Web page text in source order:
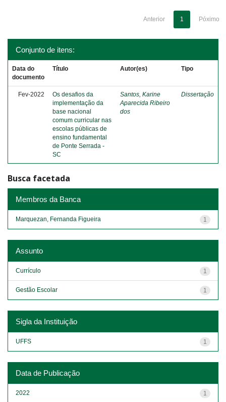
Anterior 1 Póximo
Conjunto de itens:
Data do
documento
Título Autor(es) Tipo
Fev-2022
Os desafios da
implementação da
base nacional
comum curricular nas
escolas públicas de
ensino fundamental
de Ponte Serrada -
SC
Santos, Karine
Aparecida Ribeiro
dos
Dissertação
Busca facetada
Membros da Banca
1
Marquezan, Fernanda Figueira
Assunto
1
Currículo
1
Gestão Escolar
Sigla da Instituição
1
UFFS
Data de Publicação
1
2022